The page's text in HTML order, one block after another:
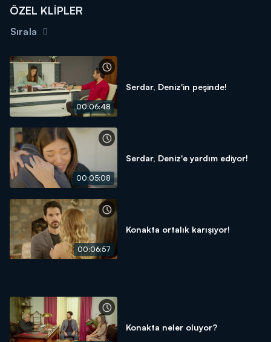
ÖZEL KLİPLER
Sırala
00:06:48
Serdar, Deniz'in peşinde!
00:05:08
Serdar, Deniz'e yardım ediyor!
00:06:57
Konakta ortalık karışıyor!
Konakta neler oluyor?